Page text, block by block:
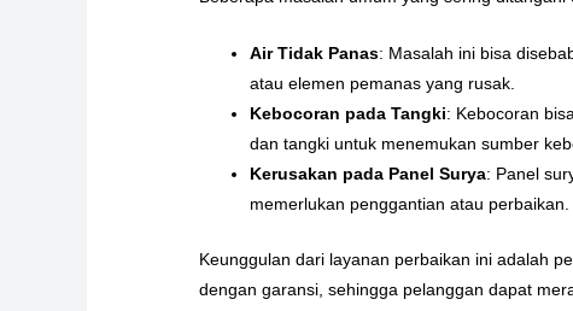
Air Tidak Panas: Masalah ini bisa
atau elemen pemanas yang rusak.
Kebocoran pada Tangki: Kebocoran
dan tangki untuk menemukan sumber
Kerusakan pada Panel Surya: Panel
memerlukan penggantian atau
Keunggulan dari layanan perbaikan ini adalah
dengan garansi, sehingga pelanggan dapat